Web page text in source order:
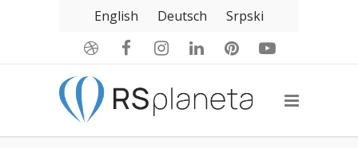
English Deutsch Srpski